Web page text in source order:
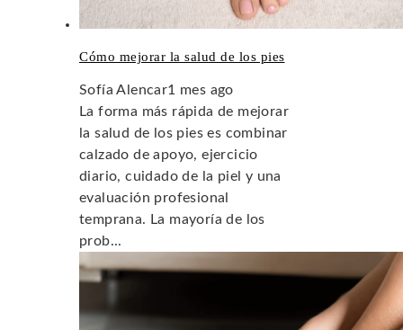
Cómo mejorar la salud de los pies
Sofía Alencar1 mes ago
La forma más rápida de mejorar
la salud de los pies es combinar
calzado de apoyo, ejercicio
diario, cuidado de la piel y una
evaluación profesional
temprana. La mayoría de los
prob...